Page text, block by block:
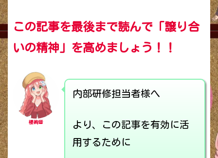
この記事を最後まで読んで「譲り合
いの精神」を高めましょう！！
櫻絢音
内部研修担当者様へ
より、この記事を有効に活
用するために